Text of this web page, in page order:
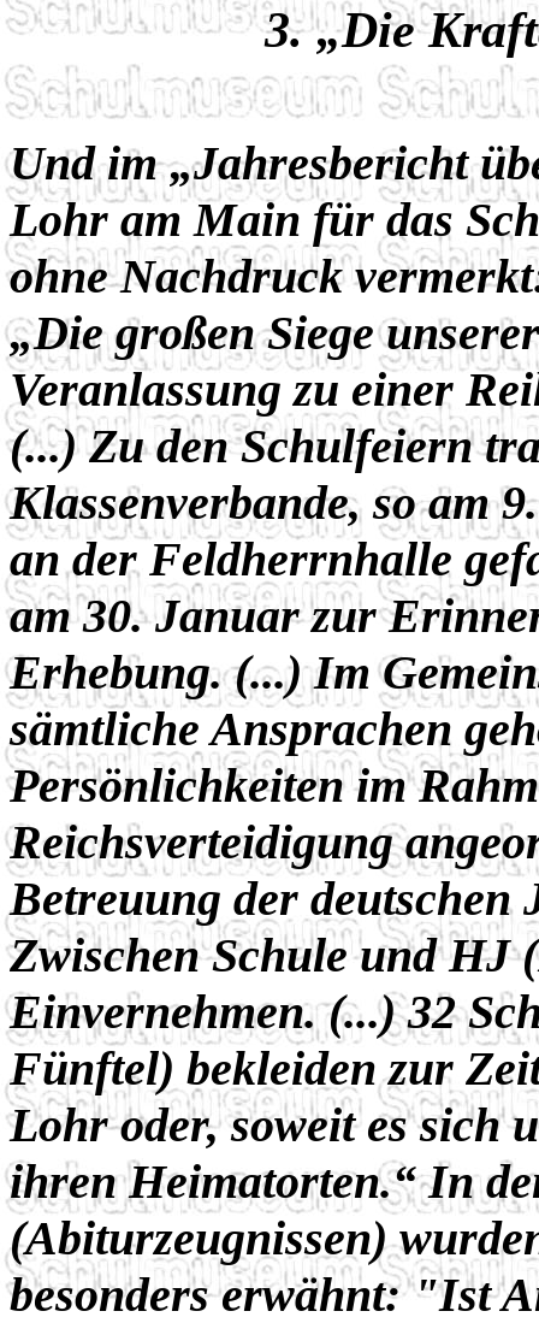
3. „Die
Und im „Jahresbericht
Lohr am Main für das
ohne Nachdruck
„Die großen Siege
Veranlassung zu einer
(...) Zu den Schulfeiern
Klassenverbande, so am
an der Feldherrnhalle
am 30. Januar zur
Erhebung. (...) Im
sämtliche Ansprachen
Persönlichkeiten im
Reichsverteidigung
Betreuung der deutschen
Zwischen Schule und HJ
Einvernehmen. (...) 32
Fünftel) bekleiden zur
Lohr oder, soweit es sich
ihren Heimatorten.“ In
(Abiturzeugnissen)
besonders erwähnt: "Ist